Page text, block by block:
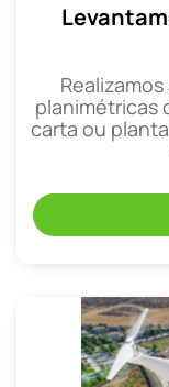
planimétricas
carta ou